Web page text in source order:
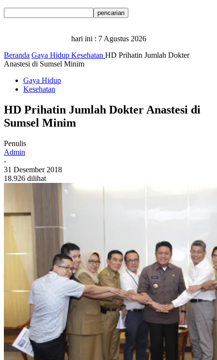
hari ini : 7 Agustus 2026
Beranda Gaya Hidup Kesehatan HD Prihatin Jumlah Dokter
Anastesi di Sumsel Minim
Gaya Hidup
Kesehatan
HD Prihatin Jumlah Dokter Anastesi di
Sumsel Minim
Penulis
Admin
-
31 Desember 2018
18.926 dilihat